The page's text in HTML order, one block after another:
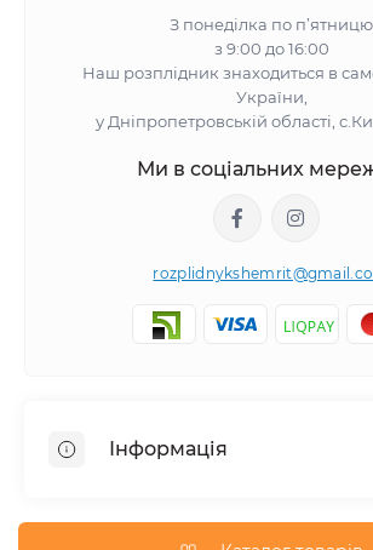
З понеділка по п’ятницю
з 9:00 до 16:00
Наш розплідник знаходиться в
України,
у Дніпропетровській області,
Ми в соціальних
Інформація